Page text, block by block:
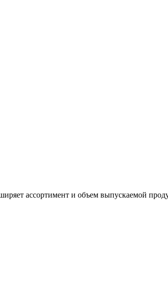
ассортимент и объем выпускаемой